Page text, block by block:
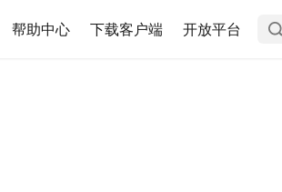
帮助中心 下载客户端 开放平台